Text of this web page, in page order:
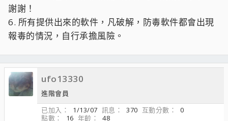
謝謝！
6. 所有提供出來的軟件，凡破解，防毒軟件都會出現
報毒的情況，自行承擔風險。
ufo13330
進階會員
已加入
1/13/07 訊息 370 互動分數
0
點數
16 年齡
48